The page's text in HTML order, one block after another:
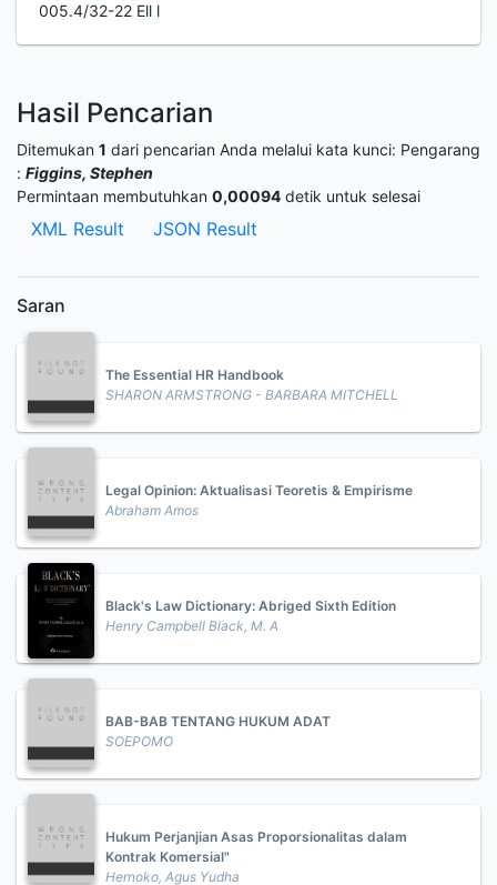
005.4/32-22 Ell l
Hasil Pencarian
Ditemukan 1 dari pencarian Anda melalui kata kunci: Pengarang
: Figgins, Stephen
Permintaan membutuhkan 0,00094 detik untuk selesai
XML Result JSON Result
Saran
The Essential HR Handbook
SHARON ARMSTRONG - BARBARA MITCHELL
Legal Opinion: Aktualisasi Teoretis & Empirisme
Abraham Amos
Black's Law Dictionary: Abriged Sixth Edition
Henry Campbell Black, M. A
BAB-BAB TENTANG HUKUM ADAT
SOEPOMO
Hukum Perjanjian Asas Proporsionalitas dalam
Kontrak Komersial"
Hernoko, Agus Yudha